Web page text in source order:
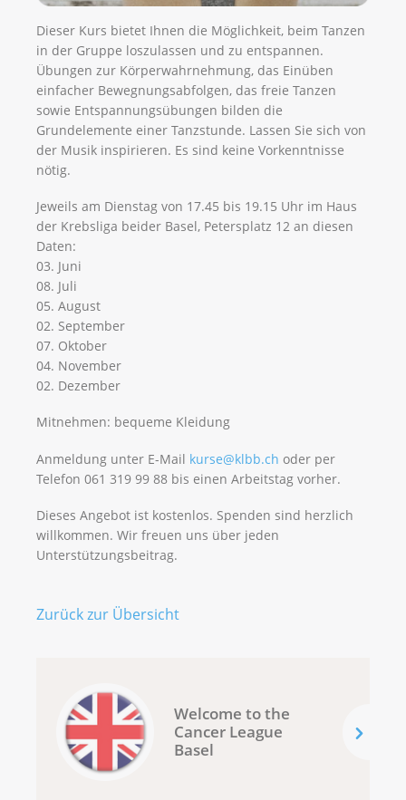
Dieser Kurs bietet Ihnen die Möglichkeit, beim Tanzen
in der Gruppe loszulassen und zu entspannen.
Übungen zur Körperwahrnehmung, das Einüben
einfacher Bewegnungsabfolgen, das freie Tanzen
sowie Entspannungsübungen bilden die
Grundelemente einer Tanzstunde. Lassen Sie sich von
der Musik inspirieren. Es sind keine Vorkenntnisse
nötig.
Jeweils am Dienstag von 17.45 bis 19.15 Uhr im Haus
der Krebsliga beider Basel, Petersplatz 12 an diesen
Daten:
03. Juni
08. Juli
05. August
02. September
07. Oktober
04. November
02. Dezember
Mitnehmen: bequeme Kleidung
Anmeldung unter E-Mail kurse@klbb.ch oder per
Telefon 061 319 99 88 bis einen Arbeitstag vorher.
Dieses Angebot ist kostenlos. Spenden sind herzlich
willkommen. Wir freuen uns über jeden
Unterstützungsbeitrag.
Zurück zur Übersicht
Welcome to the
Cancer League
Basel